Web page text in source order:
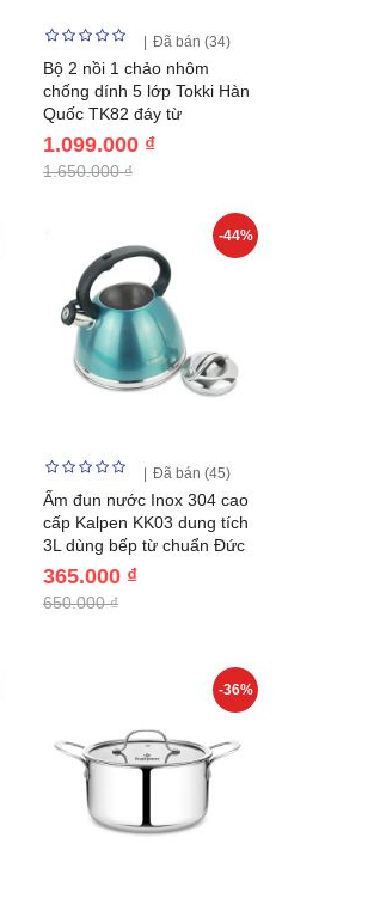
Đã bán (34)
Bộ 2 nồi 1 chảo nhôm
chống dính 5 lớp Tokki Hàn
Quốc TK82 đáy từ
1.099.000 ₫
1.650.000 ₫
-44%
Đã bán (45)
Ấm đun nước Inox 304 cao
cấp Kalpen KK03 dung tích
3L dùng bếp từ chuẩn Đức
365.000 ₫
650.000 ₫
-36%